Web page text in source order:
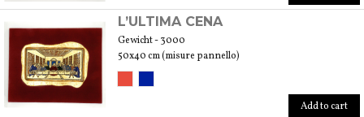
L’ULTIMA CENA
Gewicht - 3000
50x40 cm (misure pannello)
Add to cart